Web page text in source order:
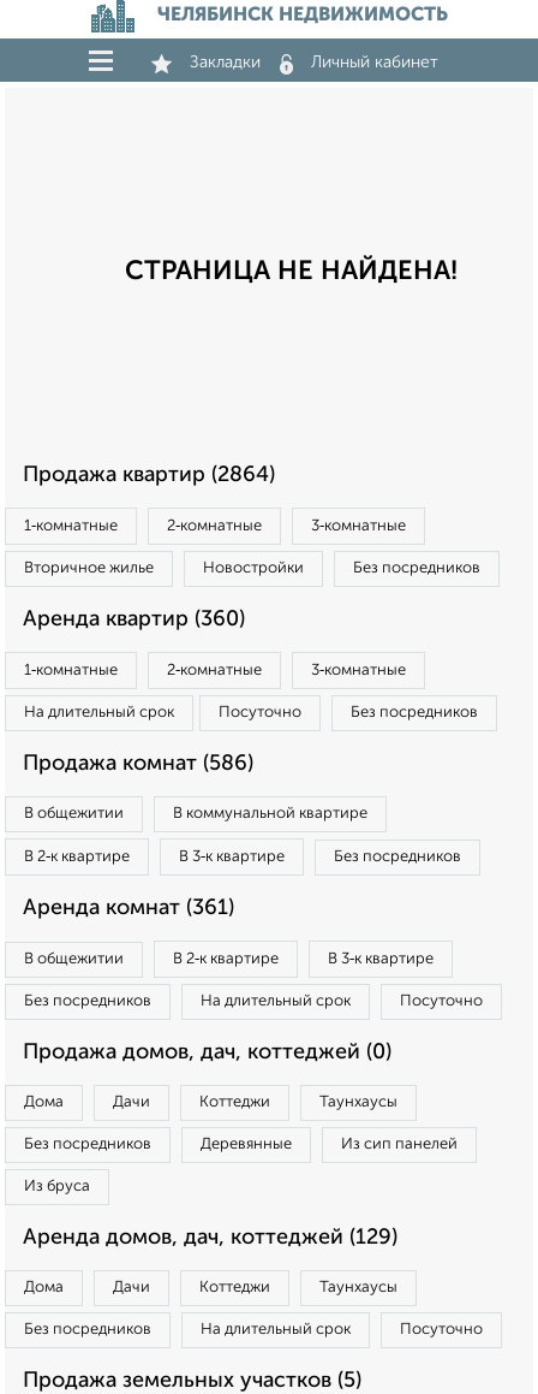
ЧЕЛЯБИНСК НЕДВИЖИМОСТЬ
Закладки Личный кабинет
СТРАНИЦА НЕ НАЙДЕНА!
Продажа квартир (2864)
1‑комнатные 2‑комнатные 3‑комнатные
Вторичное жилье Новостройки Без посредников
Аренда квартир (360)
1‑комнатные 2‑комнатные 3‑комнатные
На длительный срок Посуточно Без посредников
Продажа комнат (586)
В общежитии В коммунальной квартире
В 2‑к квартире В 3‑к квартире Без посредников
Аренда комнат (361)
В общежитии В 2‑к квартире В 3‑к квартире
Без посредников На длительный срок Посуточно
Продажа домов, дач, коттеджей (0)
Дома Дачи Коттеджи Таунхаусы
Без посредников Деревянные Из сип панелей
Из бруса
Аренда домов, дач, коттеджей (129)
Дома Дачи Коттеджи Таунхаусы
Без посредников На длительный срок Посуточно
Продажа земельных участков (5)